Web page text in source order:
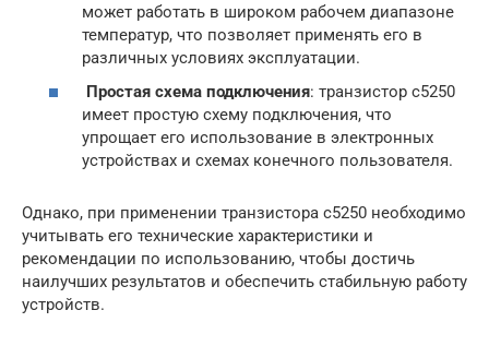
может работать в широком рабочем диапазоне
температур, что позволяет применять его в
различных условиях эксплуатации.
Простая схема подключения: транзистор с5250
имеет простую схему подключения, что
упрощает его использование в электронных
устройствах и схемах конечного пользователя.
Однако, при применении транзистора с5250 необходимо
учитывать его технические характеристики и
рекомендации по использованию, чтобы достичь
наилучших результатов и обеспечить стабильную работу
устройств.